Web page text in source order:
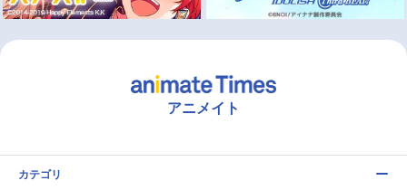
アニメイト
カテゴリ